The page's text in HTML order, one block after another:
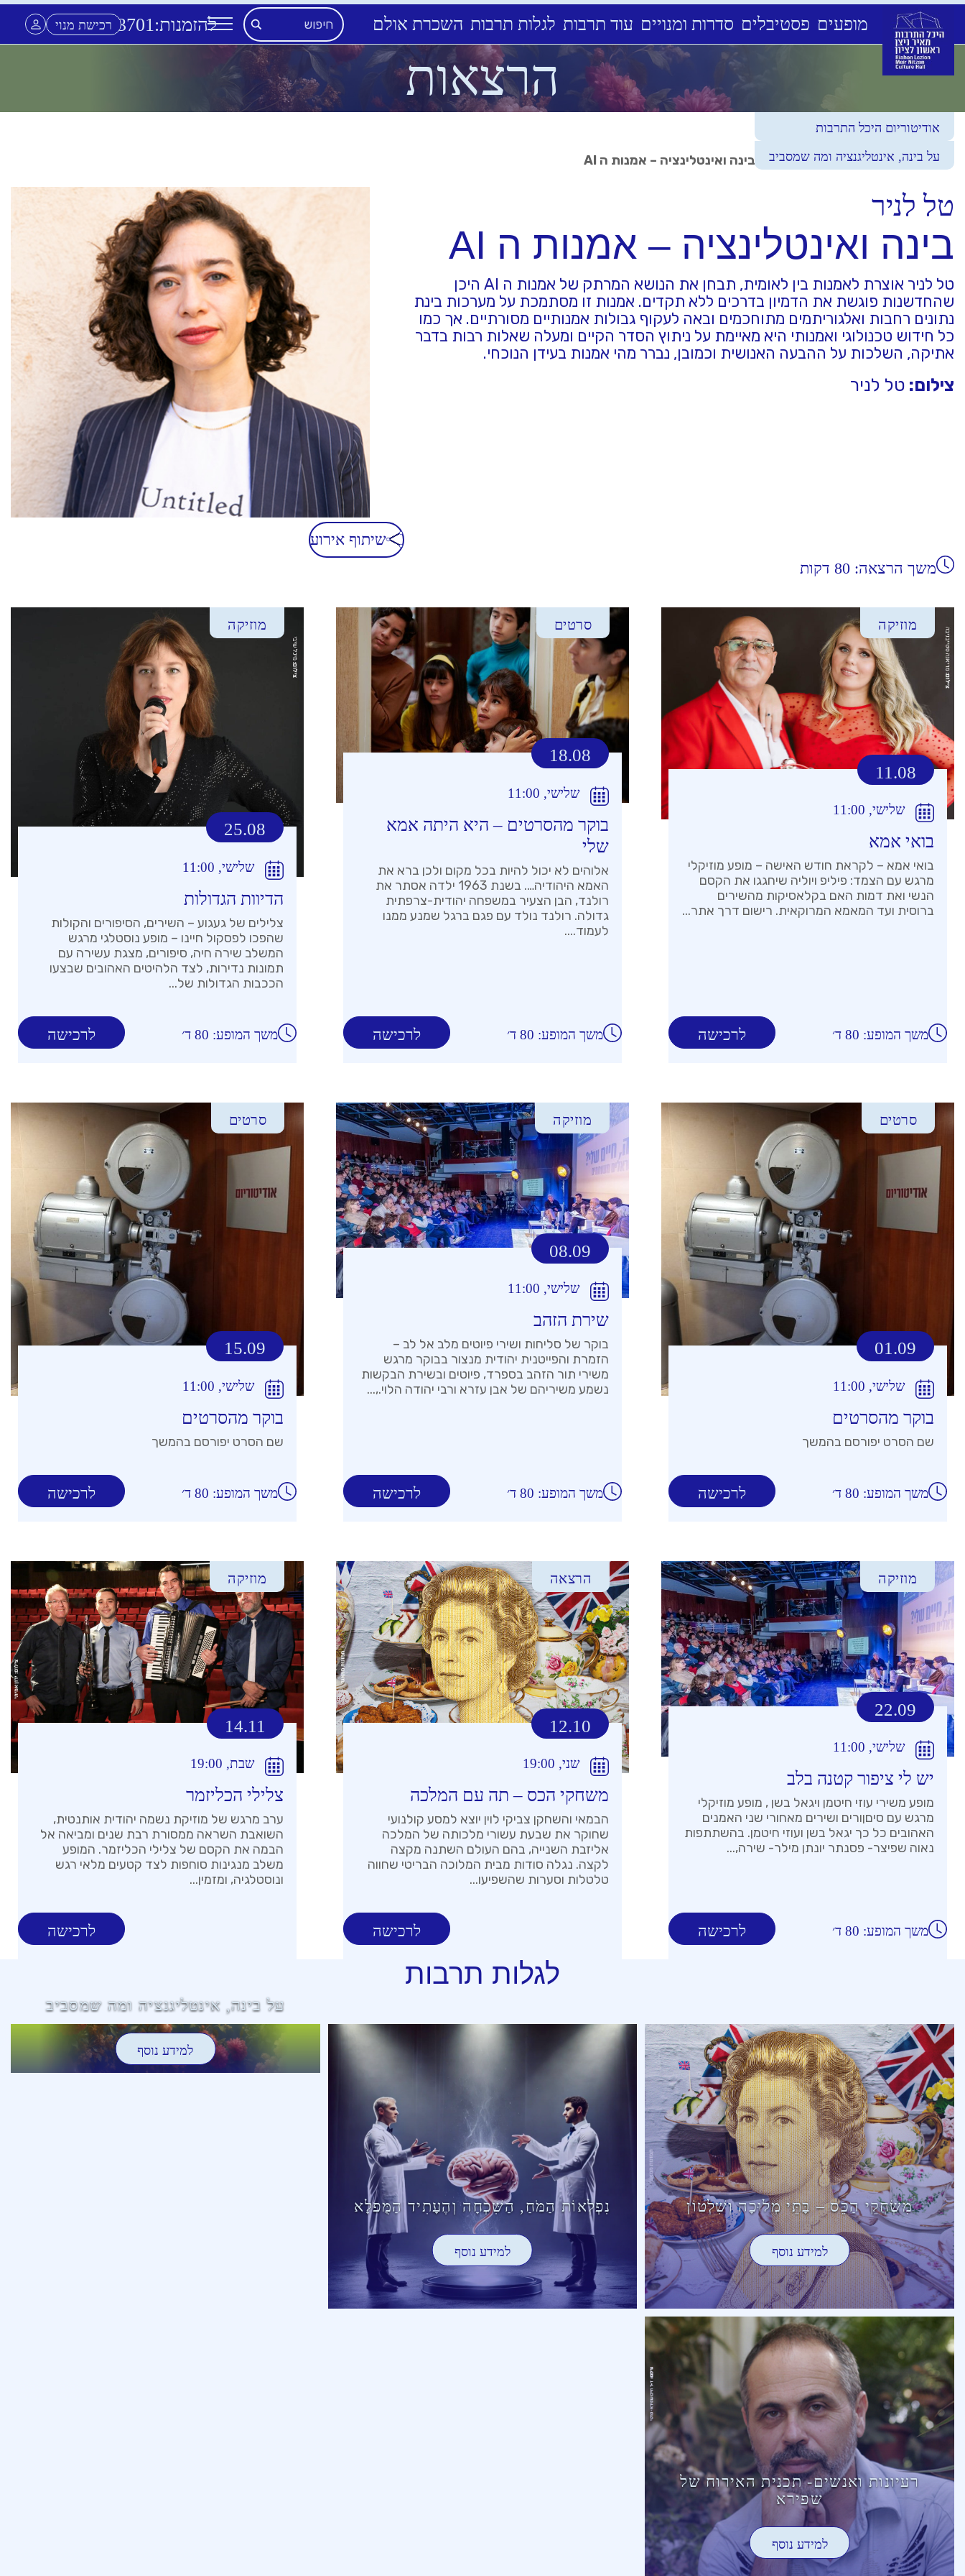
מופעים פסטיבלים סדרות ומנויים עוד תרבות לגלות תרבות השכרת אולם להזמנות: *3701 רכישת מנוי
הרצאות
אודיטוריום היכל התרבות
על בינה, אינטליגנציה ומה שמסביב
עמוד הבית>לוח מופעי לגלות תרבות בינה ואינטלינציה – אמנות ה AI
טל לניר
בינה ואינטלינציה – אמנות ה AI
טל לניר אוצרת לאמנות בין לאומית, תבחן את הנושא המרתק של אמנות ה AI היכן
שהחדשנות פוגשת את הדמיון בדרכים ללא תקדים. אמנות זו מסתמכת על מערכות בינת
נתונים רחבות ואלגוריתמים מתוחכמים ובאה לעקוף גבולות אמנותיים מסורתיים. אך כמו
כל חידוש טכנולוגי ואמנותי היא מאיימת על ניתוץ הסדר הקיים ומעלה שאלות רבות בדבר
אתיקה, השלכות על ההבעה האנושית וכמובן, נברר מהי אמנות בעידן הנוכחי.
צילום: טל לניר
שיתוף אירוע
משך הרצאה: 80 דקות
מוזיקה
11.08
שלישי, 11:00
בואי אמא
בואי אמא – לקראת חודש האישה – מופע מוזיקלי
מרגש עם הצמד: פיליפ ויוליה שיחגגו את הקסם
הנשי ואת דמות האם בקלאסיקות מהשירים
ברוסית ועד המאמא המרוקאית. רישום דרך אתר...
לרכישה משך המופע: 80 ד׳
סרטים
18.08
שלישי, 11:00
בוקר מהסרטים – היא היתה אמא
שלי
אלוהים לא יכול להיות בכל מקום ולכן ברא את
האמא היהודיה…. בשנת 1963 ילדה אסתר את
רולנד, הבן הצעיר במשפחה יהודית-צרפתית
גדולה. רולנד נולד עם פגם ברגל שמנע ממנו
לעמוד....
לרכישה משך המופע: 80 ד׳
מוזיקה
25.08
שלישי, 11:00
הדיוות הגדולות
צלילים של געגוע – השירים, הסיפורים והקולות
שהפכו לפסקול חיינו – מופע נוסטלגי מרגש
המשלב שירה חיה, סיפורים, מצגת עשירה עם
תמונות נדירות, לצד הלהיטים האהובים שבצעו
הככבות הגדולות של...
לרכישה משך המופע: 80 ד׳
סרטים
01.09
שלישי, 11:00
בוקר מהסרטים
שם הסרט יפורסם בהמשך
לרכישה משך המופע: 80 ד׳
מוזיקה
08.09
שלישי, 11:00
שירת הזהב
בוקר של סליחות ושירי פיוטים מלב אל לב –
הזמרת והפייטנית יהודית מנצור בבוקר מרגש
משירי תור הזהב בספרד, פיוטים ובשירת הבקשות
נשמע משיריהם של אבן עזרא ורבי יהודה הלוי.,...
לרכישה משך המופע: 80 ד׳
סרטים
15.09
שלישי, 11:00
בוקר מהסרטים
שם הסרט יפורסם בהמשך
לרכישה משך המופע: 80 ד׳
מוזיקה
22.09
שלישי, 11:00
יש לי ציפור קטנה בלב
מופע משירי עוזי חיטמן ויגאל בשן , מופע מוזיקלי
מרגש עם סיםןורים ושירים מאחורי שני האמנים
האהובים כל כך יגאל בשן ועוזי חיטמן. בהשתתפות
נאוה שפיצר- פסנתר יונתן מילר- שירה,...
לרכישה משך המופע: 80 ד׳
הרצאה
12.10
שני, 19:00
משחקי הכס – תה עם המלכה
הבמאי והשחקן צביקי לוין יוצא למסע קולנועי
שחוקר את שבעת עשורי מלכותה של המלכה
אליזבת השנייה, בהם העולם השתנה מקצה
לקצה. נגלה סודות מבית המלוכה הבריטי שחווה
טלטלות וסערות שהשפיעו...
לרכישה
מוזיקה
14.11
שבת, 19:00
צלילי הכליזמר
ערב מרגש של מוזיקת נשמה יהודית אותנטית,
השואבת השראה ממסורת רבת שנים ומביאה אל
הבמה את הקסם של צלילי הכליזמר. המופע
משלב מנגינות סוחפות לצד קטעים מלאי רגש
ונוסטלגיה, ומזמין...
לרכישה
לגלות תרבות
מִשְׂחֲקֵי הַכֵּס – בָּתֵּי מְלוּכָה וְשִׁלְטוֹן
למידע נוסף
נִפְלְאוֹת הַמֹּחַ, הַשִּׁכְחָה וְהֶעָתִיד הַמֻּפלָא
למידע נוסף
על בינה, אינטליגנציה ומה שמסביב
למידע נוסף
רעיונות ואנשים- תכנית האירוח של
שפירא
למידע נוסף